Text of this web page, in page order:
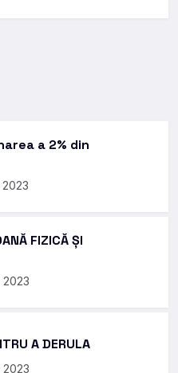
a 2% din
FIZICĂ ȘI
A DERULA